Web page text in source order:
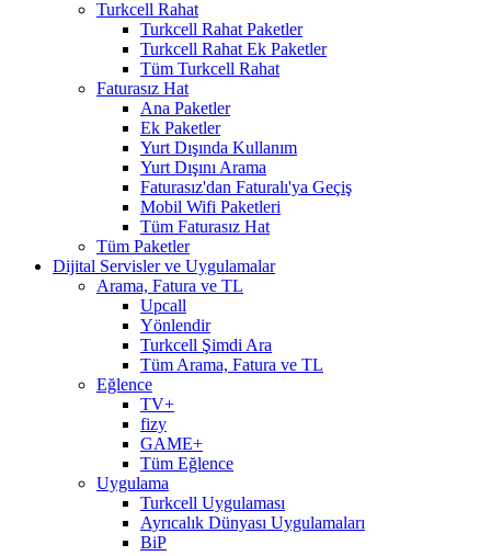
Turkcell Rahat
Turkcell Rahat Paketler
Turkcell Rahat Ek Paketler
Tüm Turkcell Rahat
Faturasız Hat
Ana Paketler
Ek Paketler
Yurt Dışında Kullanım
Yurt Dışını Arama
Faturasız'dan Faturalı'ya Geçiş
Mobil Wifi Paketleri
Tüm Faturasız Hat
Tüm Paketler
Dijital Servisler ve Uygulamalar
Arama, Fatura ve TL
Upcall
Yönlendir
Turkcell Şimdi Ara
Tüm Arama, Fatura ve TL
Eğlence
TV+
fizy
GAME+
Tüm Eğlence
Uygulama
Turkcell Uygulaması
Ayrıcalık Dünyası Uygulamaları
BiP